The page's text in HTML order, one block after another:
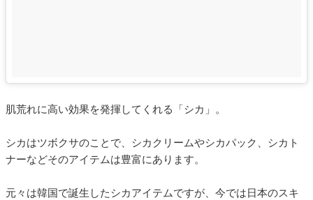
肌荒れに高い効果を発揮してくれる「シカ」。
シカはツボクサのことで、シカクリームやシカパック、シカト
ナーなどそのアイテムは豊富にあります。
元々は韓国で誕生したシカアイテムですが、今では日本のスキ